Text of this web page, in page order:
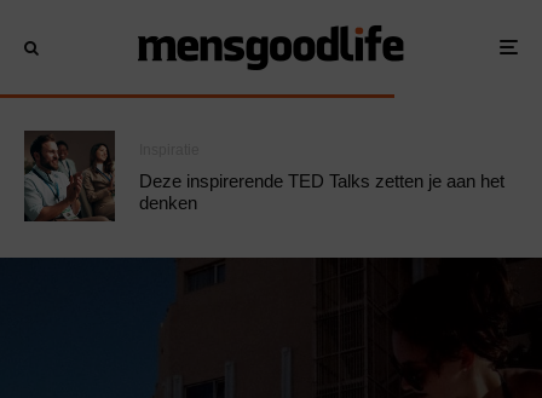
Deze inspirerende TED Talks zetten je aan het
denken